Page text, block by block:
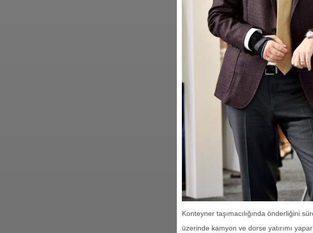
Konteyner taşımacılığında önderliğini
üzerinde kamyon ve dorse yatırımı